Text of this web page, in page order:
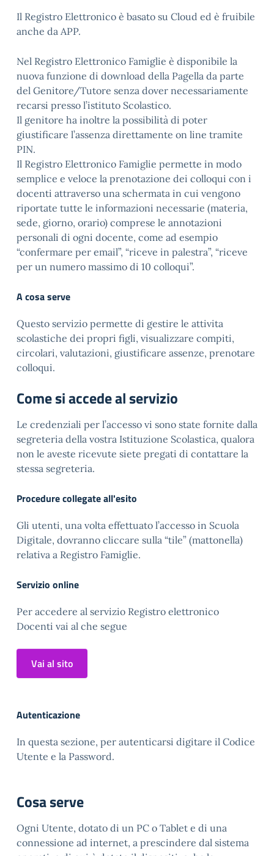
Il Registro Elettronico è basato su Cloud ed è fruibile
anche da APP.
Nel Registro Elettronico Famiglie è disponibile la
nuova funzione di download della Pagella da parte
del Genitore/Tutore senza dover necessariamente
recarsi presso l’istituto Scolastico.
Il genitore ha inoltre la possibilità di poter
giustificare l’assenza direttamente on line tramite
PIN.
Il Registro Elettronico Famiglie permette in modo
semplice e veloce la prenotazione dei colloqui con i
docenti attraverso una schermata in cui vengono
riportate tutte le informazioni necessarie (materia,
sede, giorno, orario) comprese le annotazioni
personali di ogni docente, come ad esempio
“confermare per email”, “riceve in palestra”, “riceve
per un numero massimo di 10 colloqui”.
A cosa serve
Questo servizio permette di gestire le attivita
scolastiche dei propri figli, visualizzare compiti,
circolari, valutazioni, giustificare assenze, prenotare
colloqui.
Come si accede al servizio
Le credenziali per l’accesso vi sono state fornite dalla
segreteria della vostra Istituzione Scolastica, qualora
non le aveste ricevute siete pregati di contattare la
stessa segreteria.
Procedure collegate all'esito
Gli utenti, una volta effettuato l’accesso in Scuola
Digitale, dovranno cliccare sulla “tile” (mattonella)
relativa a Registro Famiglie.
Servizio online
Per accedere al servizio Registro elettronico
Docenti vai al che segue
Vai al sito
Autenticazione
In questa sezione, per autenticarsi digitare il Codice
Utente e la Password.
Cosa serve
Ogni Utente, dotato di un PC o Tablet e di una
connessione ad internet, a prescindere dal sistema